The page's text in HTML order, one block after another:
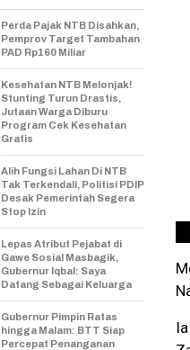
Perda Pajak NTB Disahkan,
Pemprov Target Tambahan
PAD Rp160 Miliar
Kesehatan NTB Melonjak!
Stunting Turun Drastis,
Jutaan Warga Diburu
Program Cek Kesehatan
Gratis
Alih Fungsi Lahan Di NTB
Tak Terkendali, Politisi PDIP
Desak Pemerintah Segera
Stop Izin
Lepas Atribut Pejabat di
Gawe Sosial Masbagik,
Gubernur Iqbal: Saya
Datang Sebagai Keluarga
Gubernur Pimpin Ratas
hingga Malam: BTT Siap
Percepat Penanganan